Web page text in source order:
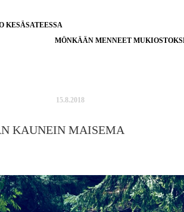
KESÄSATEESSA
MÖNKÄÄN MENNEET
15.8.2018
KAUNEIN MAISEMA